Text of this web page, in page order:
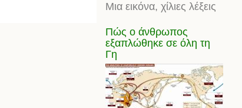
Μια εικόνα, χίλιες λέξεις
Πώς ο άνθρωπος
εξαπλώθηκε σε όλη τη
Γη